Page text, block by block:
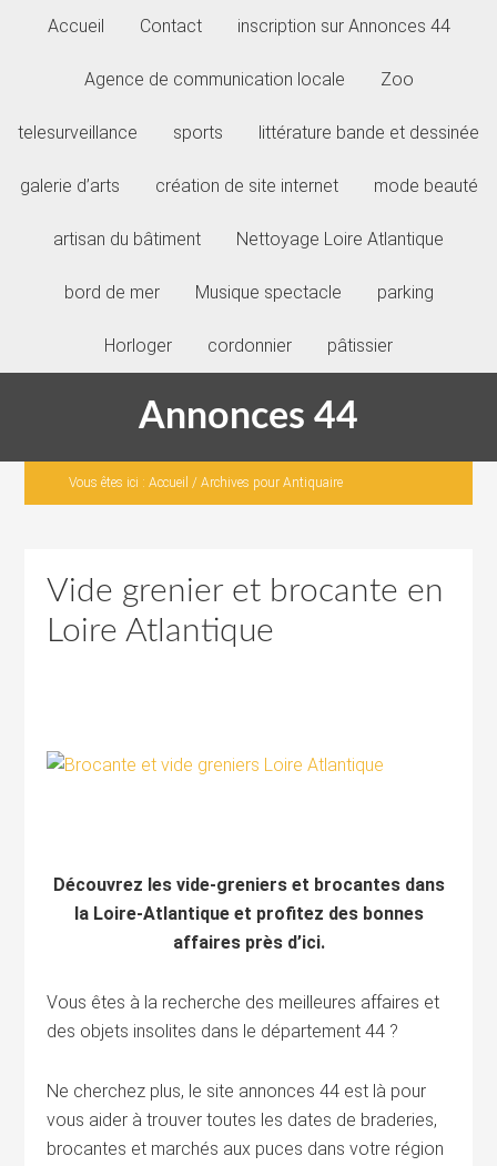
Accueil Contact inscription sur Annonces 44
Agence de communication locale Zoo
telesurveillance sports littérature bande et dessinée
galerie d’arts création de site internet mode beauté
artisan du bâtiment Nettoyage Loire Atlantique
bord de mer Musique spectacle parking
Horloger cordonnier pâtissier
Annonces 44
Vous êtes ici :Accueil / Archives pour Antiquaire
Vide grenier et brocante en
Loire Atlantique
Découvrez les vide-greniers et brocantes dans
la Loire-Atlantique et profitez des bonnes
affaires près d’ici.
Vous êtes à la recherche des meilleures affaires et
des objets insolites dans le département 44 ?
Ne cherchez plus, le site annonces 44 est là pour
vous aider à trouver toutes les dates de braderies,
brocantes et marchés aux puces dans votre région